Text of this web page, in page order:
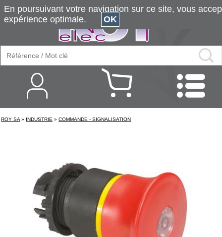
ROY SA » INDUSTRIE » COMMANDE - SIGNALISATION
En poursuivant votre navigation sur ce site, vous
expérience optimale.
OK